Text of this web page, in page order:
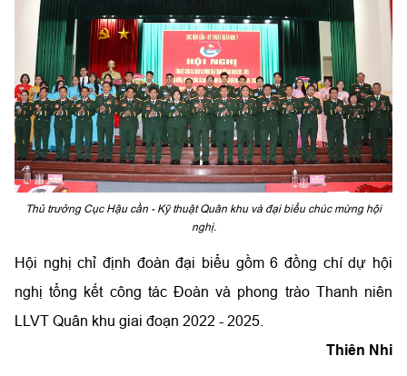
Thủ trưởng Cục Hậu cần - Kỹ thuật Quân khu và đại biểu chúc mừng hội
nghị.
Hội nghị chỉ định đoàn đại biểu gồm 6 đồng chí dự hội
nghị tổng kết công tác Đoàn và phong trào Thanh niên
LLVT Quân khu giai đoạn 2022 - 2025.
Thiên Nhi